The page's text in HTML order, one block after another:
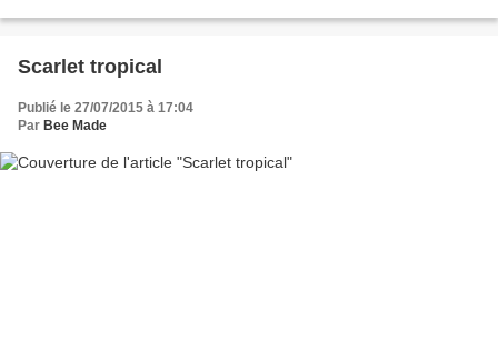
Scarlet tropical
Publié le 27/07/2015 à 17:04
Par Bee Made